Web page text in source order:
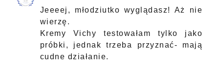
Jeeeej, młodziutko wyglądasz! Aż nie
wierzę.
Kremy Vichy testowałam tylko jako
próbki, jednak trzeba przyznać- mają
cudne działanie.